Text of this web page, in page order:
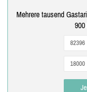
Mehrere tausend
900